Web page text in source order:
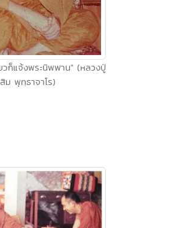
วก็แจ้งพระนิพพาน" (หลวงปู่
สิม พุทฺธาจาโร)